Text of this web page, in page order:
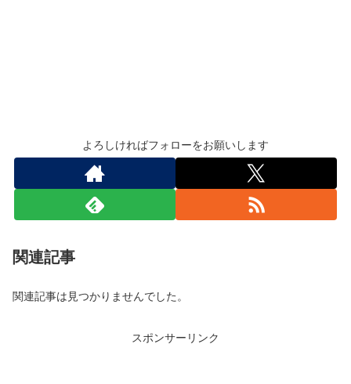
よろしければフォローをお願いします
関連記事
関連記事は見つかりませんでした。
スポンサーリンク